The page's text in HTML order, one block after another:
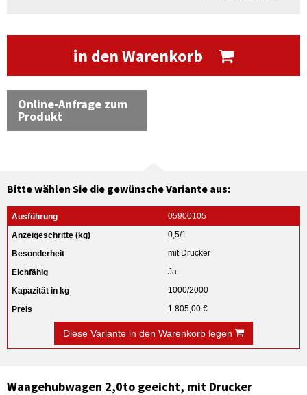
in den Warenkorb
Online-Anfrage zum
Produkt
Bitte wählen Sie die gewünsche Variante aus:
05900105
0,5/1
mit Drucker
Ja
1000/2000
1.805,00 €
Diese Variante in den Warenkorb legen
Waagehubwagen 2,0to geeicht, mit Drucker